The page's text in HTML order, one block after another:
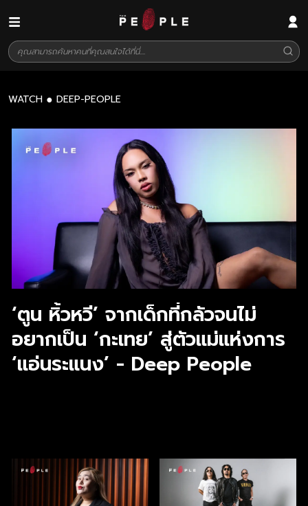
WATCH DEEP-PEOPLE
‘ตูน หิ้วหวี’ จากเด็กที่กลัวจนไม่
อยากเป็น ‘กะเทย’ สู่ตัวแม่แห่งการ
‘แอ่นระแนง’ - Deep People